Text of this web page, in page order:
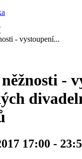
- vystoupení...
-
17:00 -